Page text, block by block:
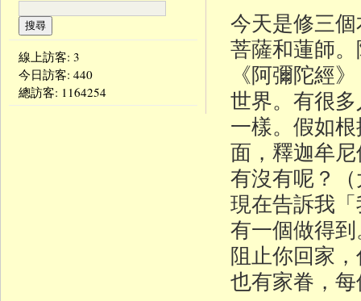
今天是修三
菩薩和蓮師
《阿彌陀經
世界。有很
一樣。假如
面，釋迦牟
有沒有呢？
現在告訴我
有一個做得
阻止你回家
也有家眷，
線上訪客: 3
今日訪客: 440
總訪客: 1164254